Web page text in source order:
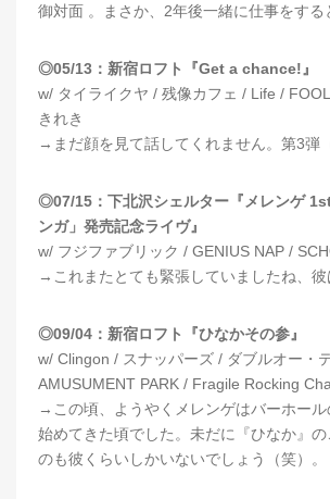
御対面 。まさか、2年後一緒に仕事をする
◎05/13：新宿ロフト『Get a chance!』
w/ タイライクヤ / 残像カフェ / Life /
きれき
→まだ顔を見て話してくれません。第3弾
◎07/15：下北沢シェルター『メレンゲ
ンガ」発売記念ライヴ』
w/ フジファブリック / GENIUS NAP /
→これまたとても緊張していましたね、彼
◎09/04：新宿ロフト『ひなかその参』
w/ Clingon / スナッパーズ / ダブルオー・
AMUSUMENT PARK / Fragile Rocking
→この頃、ようやくメレンゲはバーホー
始めてきた頃でした。未だに『ひなか』
のも彼くらいしかいないでしょう（笑）。